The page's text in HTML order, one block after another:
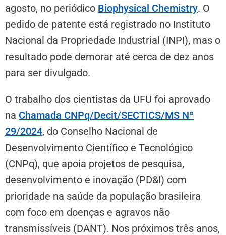
agosto, no periódico Biophysical Chemistry. O
pedido de patente está registrado no Instituto
Nacional da Propriedade Industrial (INPI), mas o
resultado pode demorar até cerca de dez anos
para ser divulgado.
O trabalho dos cientistas da UFU foi aprovado
na Chamada CNPq/Decit/SECTICS/MS Nº
29/2024, do Conselho Nacional de
Desenvolvimento Científico e Tecnológico
(CNPq), que apoia projetos de pesquisa,
desenvolvimento e inovação (PD&I) com
prioridade na saúde da população brasileira
com foco em doenças e agravos não
transmissíveis (DANT). Nos próximos três anos,